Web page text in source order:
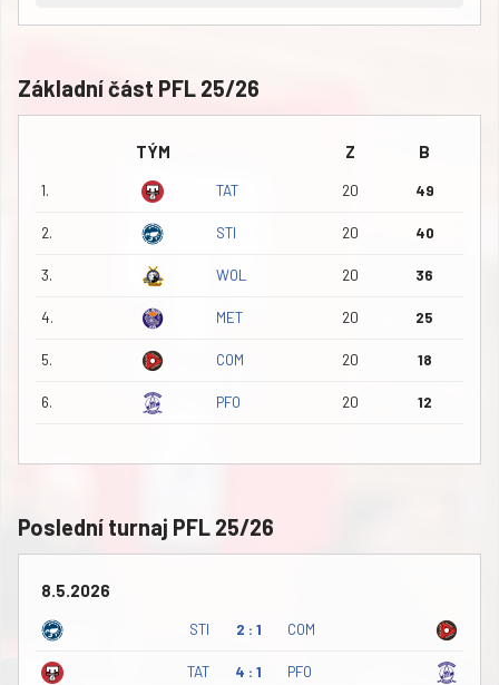
Základní část PFL 25/26
TÝM Z B
1. TAT 20 49
2. STI 20 40
3. WOL 20 36
4. MET 20 25
5. COM 20 18
6. PFO 20 12
Poslední turnaj PFL 25/26
8.5.2026
STI 2 : 1 COM
TAT 4 : 1 PFO